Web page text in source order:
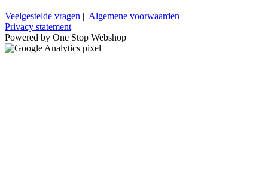
Veelgestelde vragen | Algemene voorwaarden
Privacy statement
Powered by One Stop Webshop